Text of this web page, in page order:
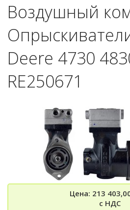
Воздушный
Deere 4730
RE250671
Цена: 213
с НДС